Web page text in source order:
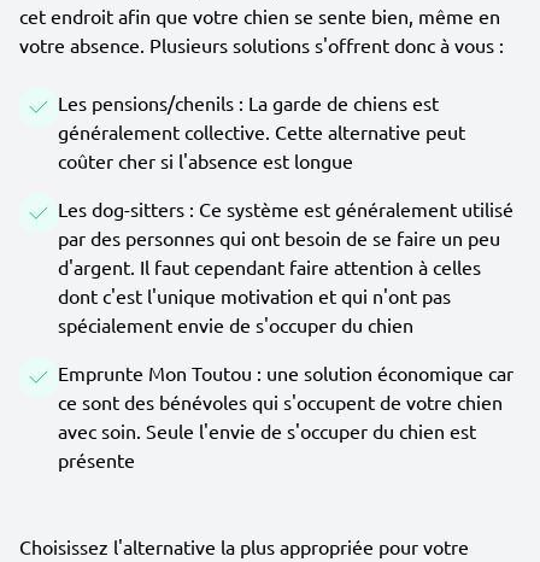
cet endroit afin que votre chien se sente bien, même en
votre absence. Plusieurs solutions s'offrent donc à vous :
Les pensions/chenils : La garde de chiens est
généralement collective. Cette alternative peut
coûter cher si l'absence est longue
Les dog-sitters : Ce système est généralement utilisé
par des personnes qui ont besoin de se faire un peu
d'argent. Il faut cependant faire attention à celles
dont c'est l'unique motivation et qui n'ont pas
spécialement envie de s'occuper du chien
Emprunte Mon Toutou : une solution économique car
ce sont des bénévoles qui s'occupent de votre chien
avec soin. Seule l'envie de s'occuper du chien est
présente
Choisissez l'alternative la plus appropriée pour votre